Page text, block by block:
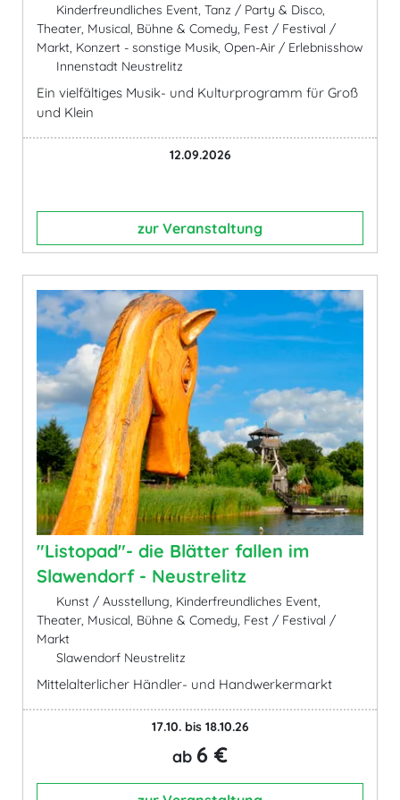
Kinderfreundliches Event, Tanz / Party & Disco,
Theater, Musical, Bühne & Comedy, Fest / Festival /
Markt, Konzert - sonstige Musik, Open-Air / Erlebnisshow
Innenstadt Neustrelitz
Ein vielfältiges Musik- und Kulturprogramm für Groß
und Klein
12.09.2026
zur Veranstaltung
"Listopad"- die Blätter fallen im
Slawendorf - Neustrelitz
Kunst / Ausstellung, Kinderfreundliches Event,
Theater, Musical, Bühne & Comedy, Fest / Festival /
Markt
Slawendorf Neustrelitz
Mittelalterlicher Händler- und Handwerkermarkt
17.10. bis 18.10.26
ab 6 €